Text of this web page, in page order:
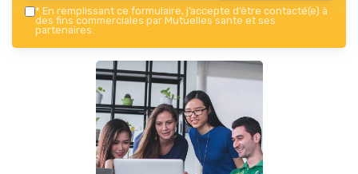
* En remplissant ce formulaire, j’accepte d’être contacté(e) à
des fins commerciales par Mutuelles sante et ses
partenaires.